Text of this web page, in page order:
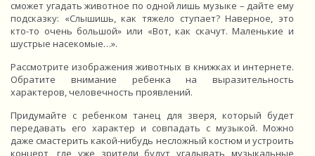
сможет угадать животное по одной лишь музыке – дайте ему
подсказку: «Слышишь, как тяжело ступает? Наверное, это
кто-то очень большой» или «Вот, как скачут. Маленькие и
шустрые насекомые…».
Рассмотрите изображения животных в книжках и интернете.
Обратите внимание ребенка на выразительность
характеров, человечность проявлений.
Придумайте с ребенком танец для зверя, который будет
передавать его характер и совпадать с музыкой. Можно
даже смастерить какой-нибудь несложный костюм и устроить
концерт, где уже зрители будут угадывать музыкальные